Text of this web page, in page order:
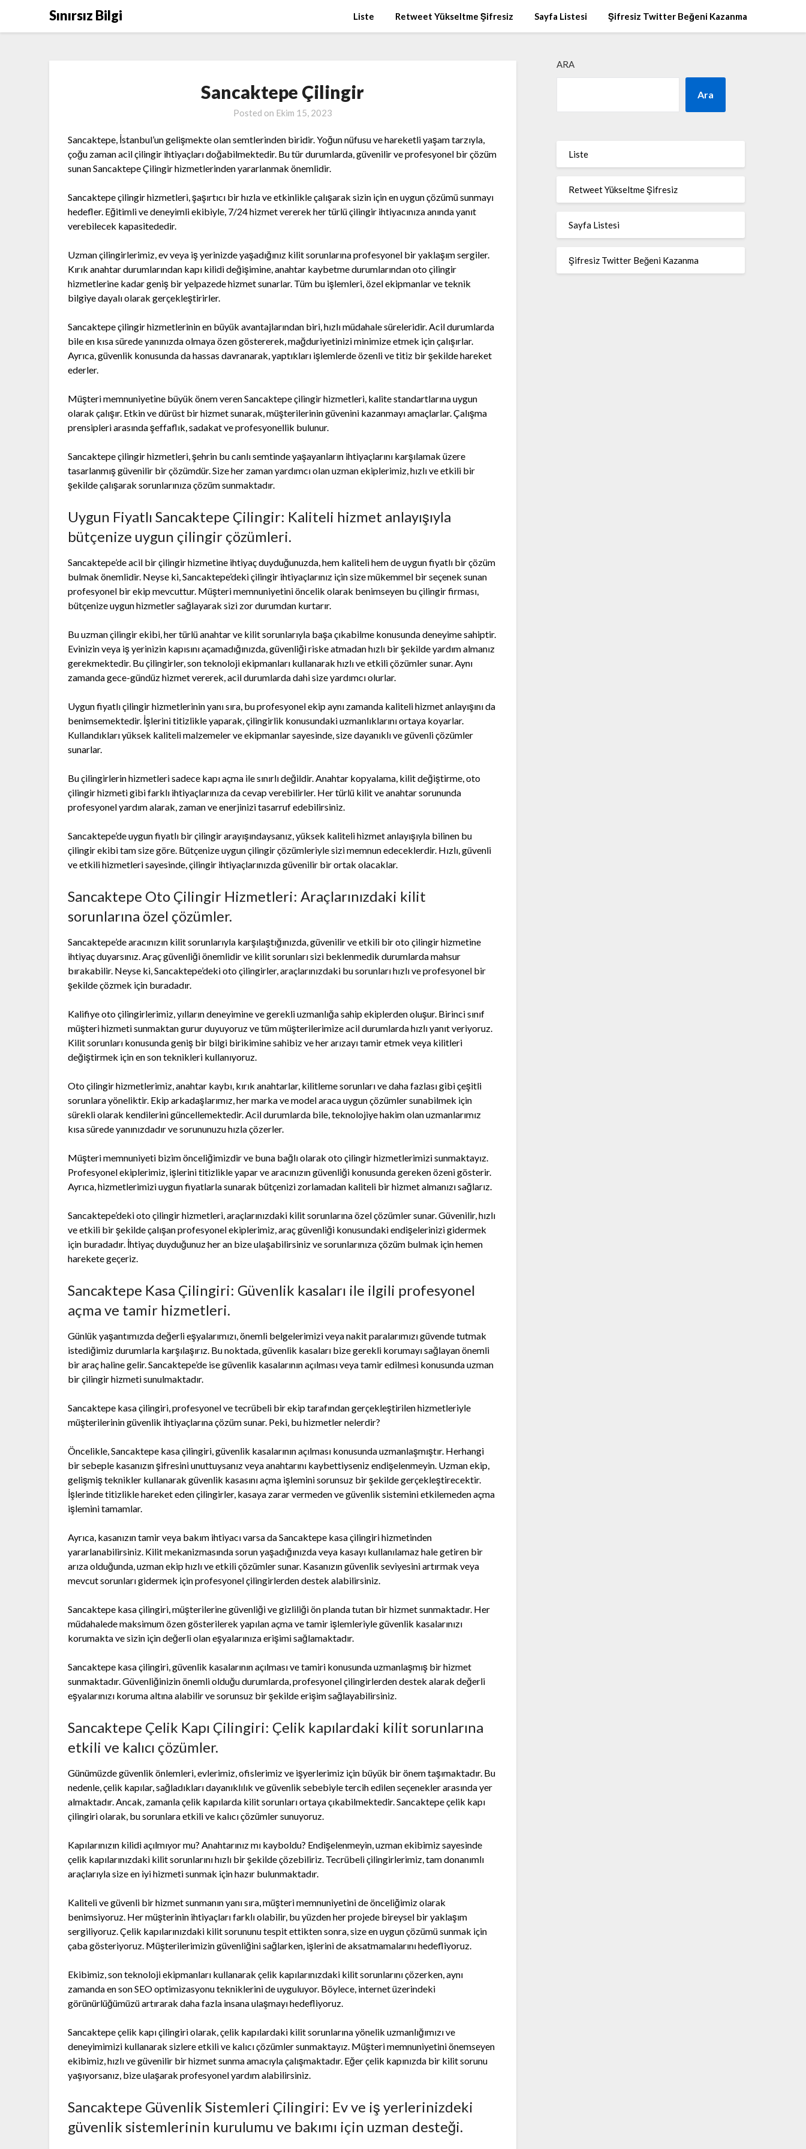
Sınırsız Bilgi Liste Retweet Yükseltme Şifresiz Sayfa Listesi Şifresiz Twitter Beğeni Kazanma
Sancaktepe Çilingir
Posted on Ekim 15, 2023
Sancaktepe, İstanbul’un gelişmekte olan semtlerinden biridir. Yoğun nüfusu ve hareketli yaşam tarzıyla,
çoğu zaman acil çilingir ihtiyaçları doğabilmektedir. Bu tür durumlarda, güvenilir ve profesyonel bir çözüm
sunan Sancaktepe Çilingir hizmetlerinden yararlanmak önemlidir.
Sancaktepe çilingir hizmetleri, şaşırtıcı bir hızla ve etkinlikle çalışarak sizin için en uygun çözümü sunmayı
hedefler. Eğitimli ve deneyimli ekibiyle, 7/24 hizmet vererek her türlü çilingir ihtiyacınıza anında yanıt
verebilecek kapasitededir.
Uzman çilingirlerimiz, ev veya iş yerinizde yaşadığınız kilit sorunlarına profesyonel bir yaklaşım sergiler.
Kırık anahtar durumlarından kapı kilidi değişimine, anahtar kaybetme durumlarından oto çilingir
hizmetlerine kadar geniş bir yelpazede hizmet sunarlar. Tüm bu işlemleri, özel ekipmanlar ve teknik
bilgiye dayalı olarak gerçekleştirirler.
Sancaktepe çilingir hizmetlerinin en büyük avantajlarından biri, hızlı müdahale süreleridir. Acil durumlarda
bile en kısa sürede yanınızda olmaya özen göstererek, mağduriyetinizi minimize etmek için çalışırlar.
Ayrıca, güvenlik konusunda da hassas davranarak, yaptıkları işlemlerde özenli ve titiz bir şekilde hareket
ederler.
Müşteri memnuniyetine büyük önem veren Sancaktepe çilingir hizmetleri, kalite standartlarına uygun
olarak çalışır. Etkin ve dürüst bir hizmet sunarak, müşterilerinin güvenini kazanmayı amaçlarlar. Çalışma
prensipleri arasında şeffaflık, sadakat ve profesyonellik bulunur.
Sancaktepe çilingir hizmetleri, şehrin bu canlı semtinde yaşayanların ihtiyaçlarını karşılamak üzere
tasarlanmış güvenilir bir çözümdür. Size her zaman yardımcı olan uzman ekiplerimiz, hızlı ve etkili bir
şekilde çalışarak sorunlarınıza çözüm sunmaktadır.
Uygun Fiyatlı Sancaktepe Çilingir: Kaliteli hizmet anlayışıyla
bütçenize uygun çilingir çözümleri.
Sancaktepe’de acil bir çilingir hizmetine ihtiyaç duyduğunuzda, hem kaliteli hem de uygun fiyatlı bir çözüm
bulmak önemlidir. Neyse ki, Sancaktepe’deki çilingir ihtiyaçlarınız için size mükemmel bir seçenek sunan
profesyonel bir ekip mevcuttur. Müşteri memnuniyetini öncelik olarak benimseyen bu çilingir firması,
bütçenize uygun hizmetler sağlayarak sizi zor durumdan kurtarır.
Bu uzman çilingir ekibi, her türlü anahtar ve kilit sorunlarıyla başa çıkabilme konusunda deneyime sahiptir.
Evinizin veya iş yerinizin kapısını açamadığınızda, güvenliği riske atmadan hızlı bir şekilde yardım almanız
gerekmektedir. Bu çilingirler, son teknoloji ekipmanları kullanarak hızlı ve etkili çözümler sunar. Aynı
zamanda gece-gündüz hizmet vererek, acil durumlarda dahi size yardımcı olurlar.
Uygun fiyatlı çilingir hizmetlerinin yanı sıra, bu profesyonel ekip aynı zamanda kaliteli hizmet anlayışını da
benimsemektedir. İşlerini titizlikle yaparak, çilingirlik konusundaki uzmanlıklarını ortaya koyarlar.
Kullandıkları yüksek kaliteli malzemeler ve ekipmanlar sayesinde, size dayanıklı ve güvenli çözümler
sunarlar.
Bu çilingirlerin hizmetleri sadece kapı açma ile sınırlı değildir. Anahtar kopyalama, kilit değiştirme, oto
çilingir hizmeti gibi farklı ihtiyaçlarınıza da cevap verebilirler. Her türlü kilit ve anahtar sorununda
profesyonel yardım alarak, zaman ve enerjinizi tasarruf edebilirsiniz.
Sancaktepe’de uygun fiyatlı bir çilingir arayışındaysanız, yüksek kaliteli hizmet anlayışıyla bilinen bu
çilingir ekibi tam size göre. Bütçenize uygun çilingir çözümleriyle sizi memnun edeceklerdir. Hızlı, güvenli
ve etkili hizmetleri sayesinde, çilingir ihtiyaçlarınızda güvenilir bir ortak olacaklar.
Sancaktepe Oto Çilingir Hizmetleri: Araçlarınızdaki kilit
sorunlarına özel çözümler.
Sancaktepe’de aracınızın kilit sorunlarıyla karşılaştığınızda, güvenilir ve etkili bir oto çilingir hizmetine
ihtiyaç duyarsınız. Araç güvenliği önemlidir ve kilit sorunları sizi beklenmedik durumlarda mahsur
bırakabilir. Neyse ki, Sancaktepe’deki oto çilingirler, araçlarınızdaki bu sorunları hızlı ve profesyonel bir
şekilde çözmek için buradadır.
Kalifiye oto çilingirlerimiz, yılların deneyimine ve gerekli uzmanlığa sahip ekiplerden oluşur. Birinci sınıf
müşteri hizmeti sunmaktan gurur duyuyoruz ve tüm müşterilerimize acil durumlarda hızlı yanıt veriyoruz.
Kilit sorunları konusunda geniş bir bilgi birikimine sahibiz ve her arızayı tamir etmek veya kilitleri
değiştirmek için en son teknikleri kullanıyoruz.
Oto çilingir hizmetlerimiz, anahtar kaybı, kırık anahtarlar, kilitleme sorunları ve daha fazlası gibi çeşitli
sorunlara yöneliktir. Ekip arkadaşlarımız, her marka ve model araca uygun çözümler sunabilmek için
sürekli olarak kendilerini güncellemektedir. Acil durumlarda bile, teknolojiye hakim olan uzmanlarımız
kısa sürede yanınızdadır ve sorununuzu hızla çözerler.
Müşteri memnuniyeti bizim önceliğimizdir ve buna bağlı olarak oto çilingir hizmetlerimizi sunmaktayız.
Profesyonel ekiplerimiz, işlerini titizlikle yapar ve aracınızın güvenliği konusunda gereken özeni gösterir.
Ayrıca, hizmetlerimizi uygun fiyatlarla sunarak bütçenizi zorlamadan kaliteli bir hizmet almanızı sağlarız.
Sancaktepe’deki oto çilingir hizmetleri, araçlarınızdaki kilit sorunlarına özel çözümler sunar. Güvenilir, hızlı
ve etkili bir şekilde çalışan profesyonel ekiplerimiz, araç güvenliği konusundaki endişelerinizi gidermek
için buradadır. İhtiyaç duyduğunuz her an bize ulaşabilirsiniz ve sorunlarınıza çözüm bulmak için hemen
harekete geçeriz.
Sancaktepe Kasa Çilingiri: Güvenlik kasaları ile ilgili profesyonel
açma ve tamir hizmetleri.
Günlük yaşantımızda değerli eşyalarımızı, önemli belgelerimizi veya nakit paralarımızı güvende tutmak
istediğimiz durumlarla karşılaşırız. Bu noktada, güvenlik kasaları bize gerekli korumayı sağlayan önemli
bir araç haline gelir. Sancaktepe’de ise güvenlik kasalarının açılması veya tamir edilmesi konusunda uzman
bir çilingir hizmeti sunulmaktadır.
Sancaktepe kasa çilingiri, profesyonel ve tecrübeli bir ekip tarafından gerçekleştirilen hizmetleriyle
müşterilerinin güvenlik ihtiyaçlarına çözüm sunar. Peki, bu hizmetler nelerdir?
Öncelikle, Sancaktepe kasa çilingiri, güvenlik kasalarının açılması konusunda uzmanlaşmıştır. Herhangi
bir sebeple kasanızın şifresini unuttuysanız veya anahtarını kaybettiyseniz endişelenmeyin. Uzman ekip,
gelişmiş teknikler kullanarak güvenlik kasasını açma işlemini sorunsuz bir şekilde gerçekleştirecektir.
İşlerinde titizlikle hareket eden çilingirler, kasaya zarar vermeden ve güvenlik sistemini etkilemeden açma
işlemini tamamlar.
Ayrıca, kasanızın tamir veya bakım ihtiyacı varsa da Sancaktepe kasa çilingiri hizmetinden
yararlanabilirsiniz. Kilit mekanizmasında sorun yaşadığınızda veya kasayı kullanılamaz hale getiren bir
arıza olduğunda, uzman ekip hızlı ve etkili çözümler sunar. Kasanızın güvenlik seviyesini artırmak veya
mevcut sorunları gidermek için profesyonel çilingirlerden destek alabilirsiniz.
Sancaktepe kasa çilingiri, müşterilerine güvenliği ve gizliliği ön planda tutan bir hizmet sunmaktadır. Her
müdahalede maksimum özen gösterilerek yapılan açma ve tamir işlemleriyle güvenlik kasalarınızı
korumakta ve sizin için değerli olan eşyalarınıza erişimi sağlamaktadır.
Sancaktepe kasa çilingiri, güvenlik kasalarının açılması ve tamiri konusunda uzmanlaşmış bir hizmet
sunmaktadır. Güvenliğinizin önemli olduğu durumlarda, profesyonel çilingirlerden destek alarak değerli
eşyalarınızı koruma altına alabilir ve sorunsuz bir şekilde erişim sağlayabilirsiniz.
Sancaktepe Çelik Kapı Çilingiri: Çelik kapılardaki kilit sorunlarına
etkili ve kalıcı çözümler.
Günümüzde güvenlik önlemleri, evlerimiz, ofislerimiz ve işyerlerimiz için büyük bir önem taşımaktadır. Bu
nedenle, çelik kapılar, sağladıkları dayanıklılık ve güvenlik sebebiyle tercih edilen seçenekler arasında yer
almaktadır. Ancak, zamanla çelik kapılarda kilit sorunları ortaya çıkabilmektedir. Sancaktepe çelik kapı
çilingiri olarak, bu sorunlara etkili ve kalıcı çözümler sunuyoruz.
Kapılarınızın kilidi açılmıyor mu? Anahtarınız mı kayboldu? Endişelenmeyin, uzman ekibimiz sayesinde
çelik kapılarınızdaki kilit sorunlarını hızlı bir şekilde çözebiliriz. Tecrübeli çilingirlerimiz, tam donanımlı
araçlarıyla size en iyi hizmeti sunmak için hazır bulunmaktadır.
Kaliteli ve güvenli bir hizmet sunmanın yanı sıra, müşteri memnuniyetini de önceliğimiz olarak
benimsiyoruz. Her müşterinin ihtiyaçları farklı olabilir, bu yüzden her projede bireysel bir yaklaşım
sergiliyoruz. Çelik kapılarınızdaki kilit sorununu tespit ettikten sonra, size en uygun çözümü sunmak için
çaba gösteriyoruz. Müşterilerimizin güvenliğini sağlarken, işlerini de aksatmamalarını hedefliyoruz.
Ekibimiz, son teknoloji ekipmanları kullanarak çelik kapılarınızdaki kilit sorunlarını çözerken, aynı
zamanda en son SEO optimizasyonu tekniklerini de uyguluyor. Böylece, internet üzerindeki
görünürlüğümüzü artırarak daha fazla insana ulaşmayı hedefliyoruz.
Sancaktepe çelik kapı çilingiri olarak, çelik kapılardaki kilit sorunlarına yönelik uzmanlığımızı ve
deneyimimizi kullanarak sizlere etkili ve kalıcı çözümler sunmaktayız. Müşteri memnuniyetini önemseyen
ekibimiz, hızlı ve güvenilir bir hizmet sunma amacıyla çalışmaktadır. Eğer çelik kapınızda bir kilit sorunu
yaşıyorsanız, bize ulaşarak profesyonel yardım alabilirsiniz.
Sancaktepe Güvenlik Sistemleri Çilingiri: Ev ve iş yerlerinizdeki
güvenlik sistemlerinin kurulumu ve bakımı için uzman desteği.
ARA
Ara
Liste
Retweet Yükseltme Şifresiz
Sayfa Listesi
Şifresiz Twitter Beğeni Kazanma